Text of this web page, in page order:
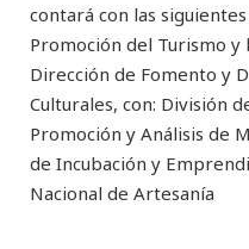
contará con las
Promoción del Turismo y
Dirección de Fomento y
Culturales, con: División
Promoción y Análisis de
de Incubación y
Nacional de Artesanía